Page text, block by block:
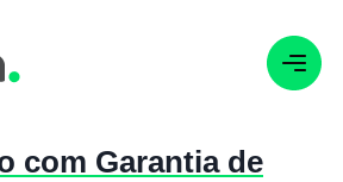
com Garantia de